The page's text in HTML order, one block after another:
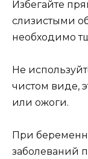
Избегайте
слизистыми
необходимо
Не
чистом виде,
или ожоги.
При
заболеваний